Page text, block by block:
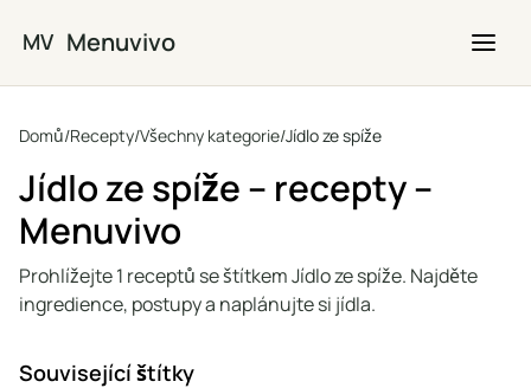
MV Menuvivo
Domů/Recepty/Všechny kategorie/Jídlo ze spíže
Jídlo ze spíže – recepty –
Menuvivo
Prohlížejte 1 receptů se štítkem Jídlo ze spíže. Najděte
ingredience, postupy a naplánujte si jídla.
Související štítky